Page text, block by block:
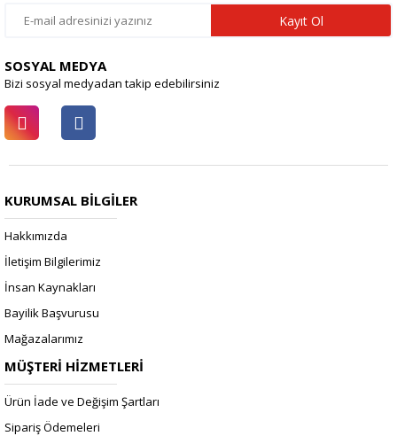
Kayıt Ol
SOSYAL MEDYA
Bizi sosyal medyadan takip edebilirsiniz
KURUMSAL BİLGİLER
Hakkımızda
İletişim Bilgilerimiz
İnsan Kaynakları
Bayilik Başvurusu
Mağazalarımız
MÜŞTERİ HİZMETLERİ
Ürün İade ve Değişim Şartları
Sipariş Ödemeleri